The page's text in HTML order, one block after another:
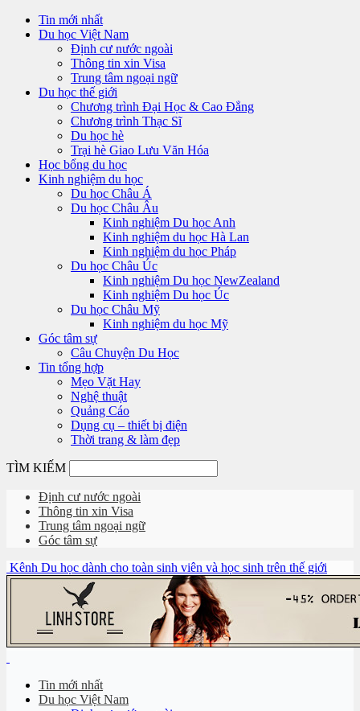
Tin mới nhất
Du học Việt Nam
Định cư nước ngoài
Thông tin xin Visa
Trung tâm ngoại ngữ
Du học thế giới
Chương trình Đại Học & Cao Đẳng
Chương trình Thạc Sĩ
Du học hè
Trại hè Giao Lưu Văn Hóa
Học bổng du học
Kinh nghiệm du học
Du học Châu Á
Du học Châu Âu
Kinh nghiệm Du học Anh
Kinh nghiệm du học Hà Lan
Kinh nghiệm du học Pháp
Du học Châu Úc
Kinh nghiệm Du học NewZealand
Kinh nghiệm Du học Úc
Du học Châu Mỹ
Kinh nghiệm du học Mỹ
Góc tâm sự
Câu Chuyện Du Học
Tin tổng hợp
Mẹo Vặt Hay
Nghệ thuật
Quảng Cáo
Dụng cụ – thiết bị điện
Thời trang & làm đẹp
TÌM KIẾM
Định cư nước ngoài
Thông tin xin Visa
Trung tâm ngoại ngữ
Góc tâm sự
Kênh Du học dành cho toàn sinh viên và học sinh trên thế giới
Tin mới nhất
Du học Việt Nam